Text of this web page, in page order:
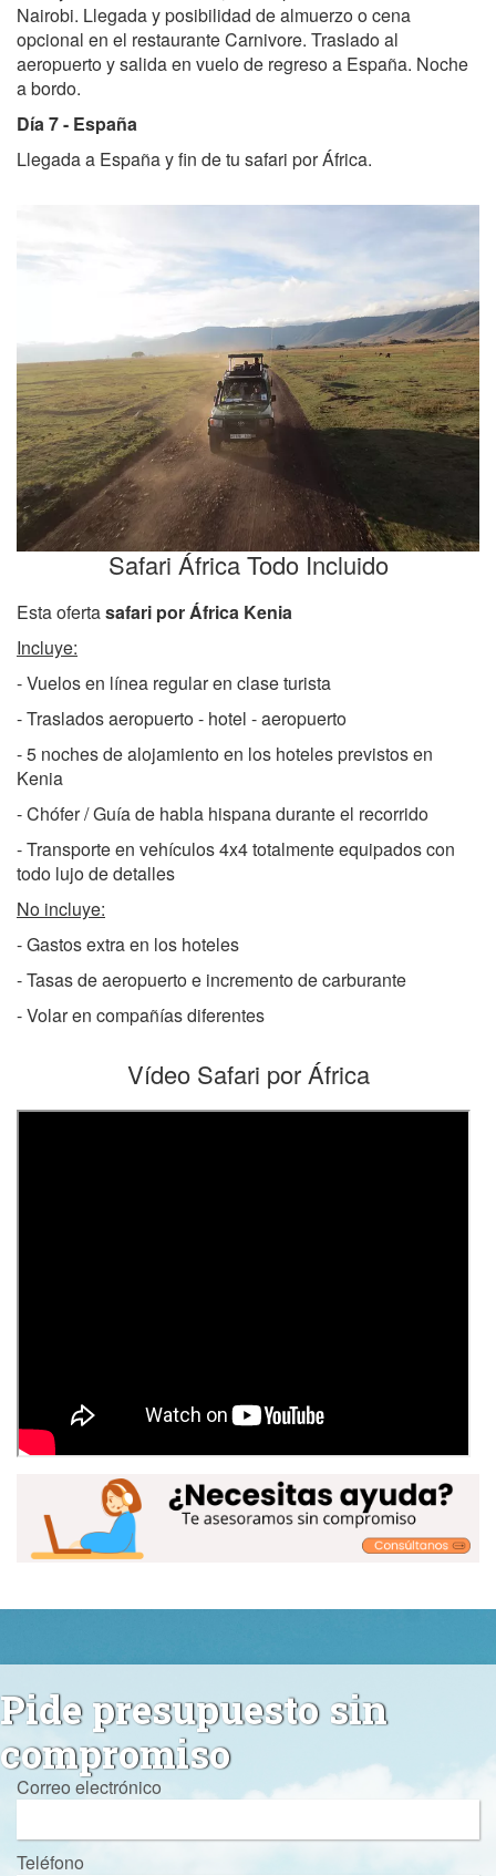
Nairobi. Llegada y posibilidad de almuerzo o cena
opcional en el restaurante Carnivore. Traslado al
aeropuerto y salida en vuelo de regreso a España. Noche
a bordo.
Día 7 - España
Llegada a España y fin de tu safari por África.
Safari África Todo Incluido
Esta ofertasafari por África Kenia
Incluye:
- Vuelos en línea regular en clase turista
- Traslados aeropuerto - hotel - aeropuerto
- 5 noches de alojamiento en los hoteles previstos en
Kenia
- Chófer / Guía de habla hispana durante el recorrido
- Transporte en vehículos 4x4 totalmente equipados con
todo lujo de detalles
No incluye:
- Gastos extra en los hoteles
- Tasas de aeropuerto e incremento de carburante
- Volar en compañías diferentes
Vídeo Safari por África
Pide presupuesto sin
compromiso
Correo electrónico
Teléfono